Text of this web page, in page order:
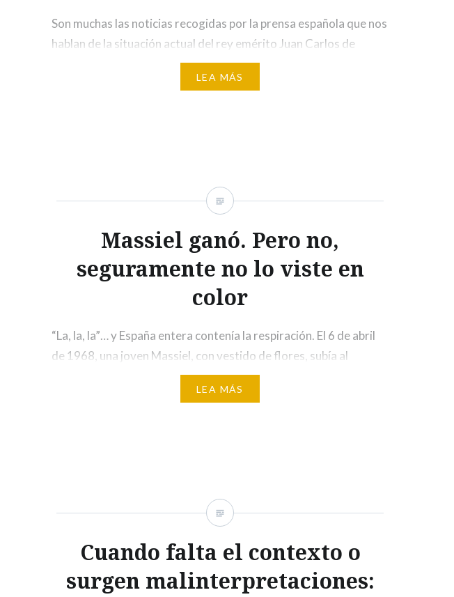
Son muchas las noticias recogidas por la prensa española que nos
hablan de la situación actual del rey emérito Juan Carlos de
Borbón con relación a su lugar de residencia después de que
abdicara en 2014 en su hijo Felipe. A partir de 2019, el monarca
LEA MÁS
Massiel ganó. Pero no,
seguramente no lo viste en
color
“La, la, la”… y España entera contenía la respiración. El 6 de abril
de 1968, una joven Massiel, con vestido de flores, subía al
escenario del Royal Albert Hall para firmar una de las victorias
más icónicas en la historia de Eurovisión. Aquella noche, por
LEA MÁS
Cuando falta el contexto o
surgen malinterpretaciones: